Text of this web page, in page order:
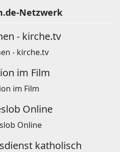
Netzwerk
- kirche.tv
im Film
Online